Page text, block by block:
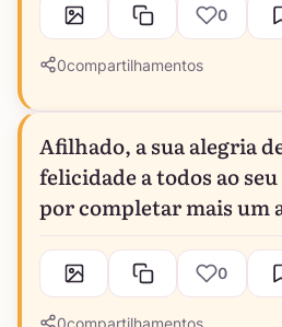
0
0compartilhamentos
Afilhado, a sua alegria
felicidade a todos ao
por completar mais um
0
0compartilhamentos